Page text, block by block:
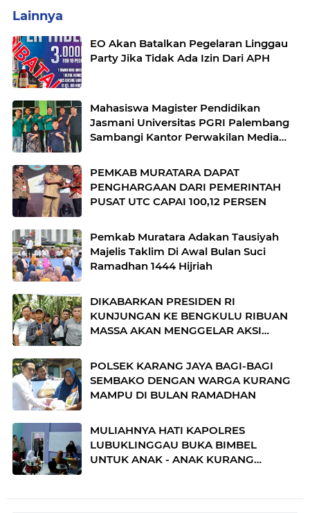
Lainnya
EO Akan Batalkan Pegelaran Linggau
Party Jika Tidak Ada Izin Dari APH
Mahasiswa Magister Pendidikan
Jasmani Universitas PGRI Palembang
Sambangi Kantor Perwakilan Media
PEMKAB MURATARA DAPAT
PENGHARGAAN DARI PEMERINTAH
PUSAT UTC CAPAI 100,12 PERSEN
Pemkab Muratara Adakan Tausiyah
Majelis Taklim Di Awal Bulan Suci
Ramadhan 1444 Hijriah
DIKABARKAN PRESIDEN RI
KUNJUNGAN KE BENGKULU RIBUAN
MASSA AKAN MENGGELAR AKSI
POLSEK KARANG JAYA BAGI-BAGI
SEMBAKO DENGAN WARGA KURANG
MAMPU DI BULAN RAMADHAN
MULIAHNYA HATI KAPOLRES
LUBUKLINGGAU BUKA BIMBEL
UNTUK ANAK - ANAK KURANG